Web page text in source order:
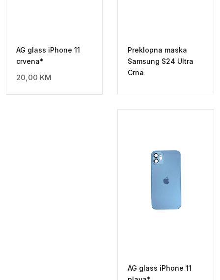
AG glass iPhone 11
crvena*
20,00 KM
Preklopna maska
Samsung S24 Ultra
Crna
AG glass iPhone 11